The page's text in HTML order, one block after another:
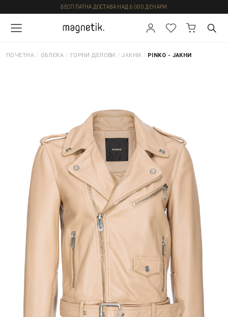
БЕСПЛАТНА ДОСТАВА НАД 6.000 ДЕНАРИ
ПОЧЕТНА / ОБЛЕКА / ГОРНИ ДЕЛОВИ / ЈАКНИ / PINKO - ЈАКНИ